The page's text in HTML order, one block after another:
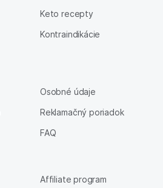
Keto recepty
Kontraindikácie
Osobné údaje
Reklamačný poriadok
FAQ
Affiliate program